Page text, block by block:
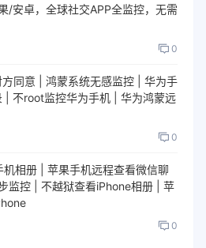
/安卓，全球社交APP全监控，无需
0
同意 | 鸿蒙系统无感监控 | 华为手
| 不root监控华为手机 | 华为鸿蒙远
0
相册 | 苹果手机远程查看微信聊
监控 | 不越狱查看iPhone相册 | 苹
0